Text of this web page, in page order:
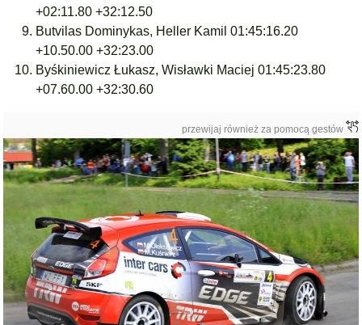
+02:11.80 +32:12.50
Butvilas Dominykas, Heller Kamil 01:45:16.20
+10.50.00 +32:23.00
Byśkiniewicz Łukasz, Wisławki Maciej 01:45:23.80
+07.60.00 +32:30.60
przewijaj również za pomocą gestów